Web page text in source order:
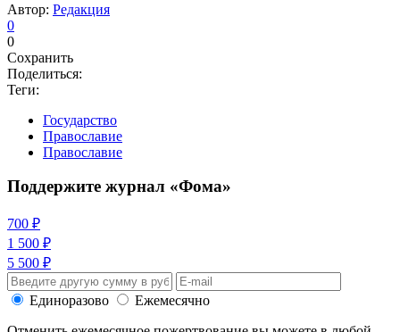
Автор: Редакция
0
0
Сохранить
Поделиться:
Теги:
Государство
Православие
Православие
Поддержите журнал «Фома»
700 ₽
1 500 ₽
5 500 ₽
Единоразово
Ежемесячно